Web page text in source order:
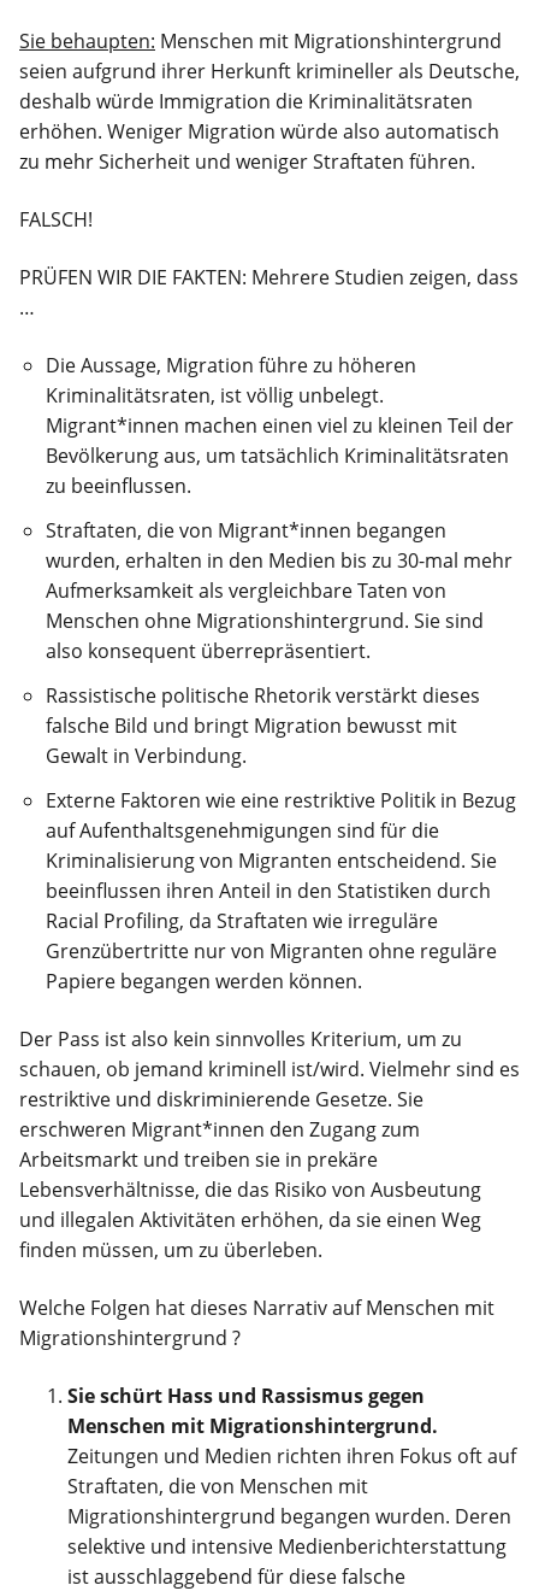
Sie behaupten: Menschen mit Migrationshintergrund
seien aufgrund ihrer Herkunft krimineller als Deutsche,
deshalb würde Immigration die Kriminalitätsraten
erhöhen. Weniger Migration würde also automatisch
zu mehr Sicherheit und weniger Straftaten führen.
FALSCH!
PRÜFEN WIR DIE FAKTEN: Mehrere Studien zeigen, dass
…
Die Aussage, Migration führe zu höheren
Kriminalitätsraten, ist völlig unbelegt.
Migrant*innen machen einen viel zu kleinen Teil der
Bevölkerung aus, um tatsächlich Kriminalitätsraten
zu beeinflussen.
Straftaten, die von Migrant*innen begangen
wurden, erhalten in den Medien bis zu 30-mal mehr
Aufmerksamkeit als vergleichbare Taten von
Menschen ohne Migrationshintergrund. Sie sind
also konsequent überrepräsentiert.
Rassistische politische Rhetorik verstärkt dieses
falsche Bild und bringt Migration bewusst mit
Gewalt in Verbindung.
Externe Faktoren wie eine restriktive Politik in Bezug
auf Aufenthaltsgenehmigungen sind für die
Kriminalisierung von Migranten entscheidend. Sie
beeinflussen ihren Anteil in den Statistiken durch
Racial Profiling, da Straftaten wie irreguläre
Grenzübertritte nur von Migranten ohne reguläre
Papiere begangen werden können.
Der Pass ist also kein sinnvolles Kriterium, um zu
schauen, ob jemand kriminell ist/wird. Vielmehr sind es
restriktive und diskriminierende Gesetze. Sie
erschweren Migrant*innen den Zugang zum
Arbeitsmarkt und treiben sie in prekäre
Lebensverhältnisse, die das Risiko von Ausbeutung
und illegalen Aktivitäten erhöhen, da sie einen Weg
finden müssen, um zu überleben.
Welche Folgen hat dieses Narrativ auf Menschen mit
Migrationshintergrund ?
Sie schürt Hass und Rassismus gegen
Menschen mit Migrationshintergrund.
Zeitungen und Medien richten ihren Fokus oft auf
Straftaten, die von Menschen mit
Migrationshintergrund begangen wurden. Deren
selektive und intensive Medienberichterstattung
ist ausschlaggebend für diese falsche